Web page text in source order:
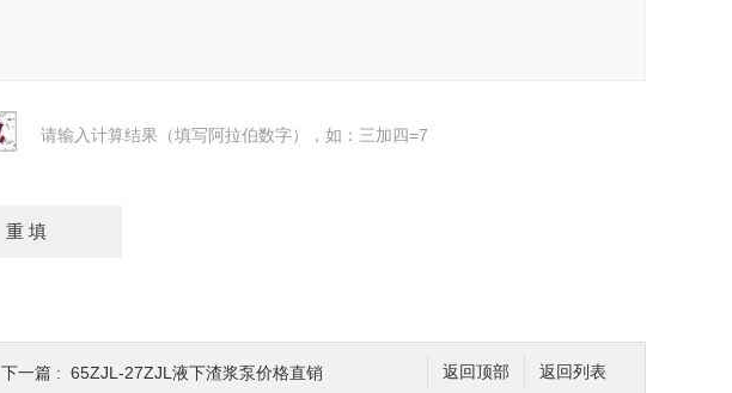
请输入计算结果（填写阿拉伯数字），如：三加四=7
返回列表
返回顶部
下一篇 : 65ZJL-27ZJL液下渣浆泵价格直销